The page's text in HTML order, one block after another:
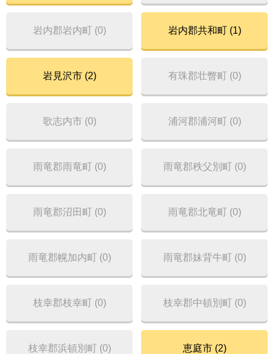
岩内郡岩内町 (0) 岩内郡共和町 (1)
岩見沢市 (2) 有珠郡壮瞥町 (0)
歌志内市 (0) 浦河郡浦河町 (0)
雨竜郡雨竜町 (0) 雨竜郡秩父別町 (0)
雨竜郡沼田町 (0) 雨竜郡北竜町 (0)
雨竜郡幌加内町 (0) 雨竜郡妹背牛町 (0)
枝幸郡枝幸町 (0) 枝幸郡中頓別町 (0)
枝幸郡浜頓別町 (0) 恵庭市 (2)